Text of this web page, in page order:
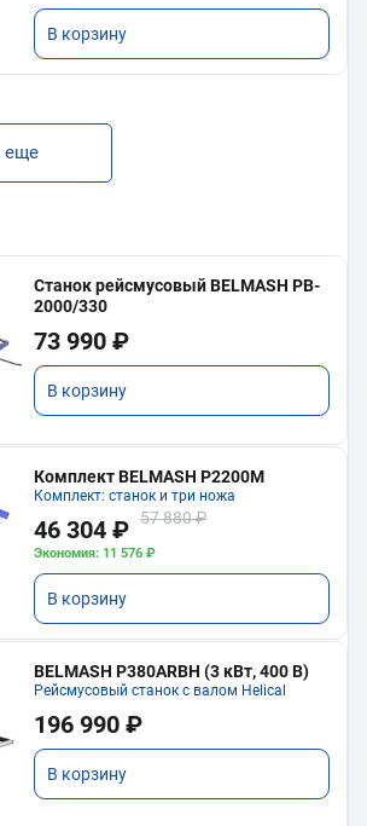
В корзину
еще
Станок рейсмусовый BELMASH PB-
2000/330
73 990 ₽
В корзину
Комплект BELMASH P2200M
Комплект: станок и три ножа
46 304 ₽ 57 880 ₽
Экономия: 11 576 ₽
В корзину
BELMASH P380ARBH (3 кВт, 400 В)
Рейсмусовый станок с валом Helical
196 990 ₽
В корзину